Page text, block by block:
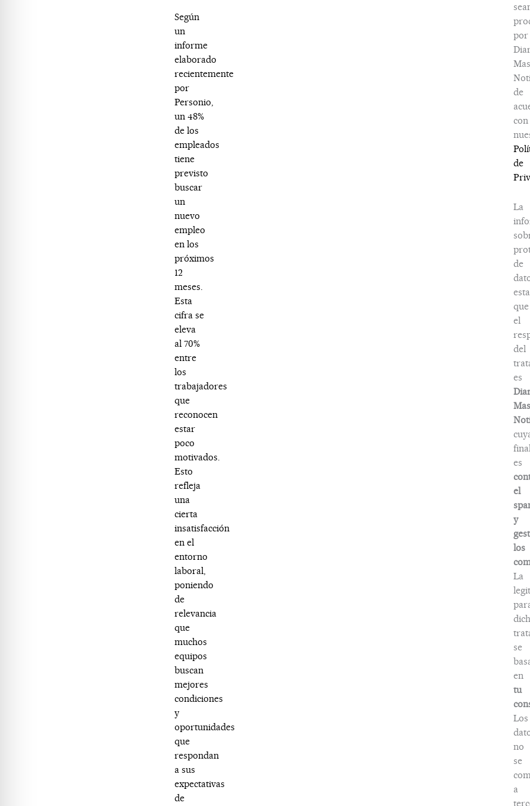
Según
un
informe
elaborado
recientemente
por
Personio,
un 48%
de los
empleados
tiene
previsto
buscar
un
nuevo
empleo
en los
próximos
12
meses.
Esta
cifra se
eleva
al 70%
entre
los
trabajadores
que
reconocen
estar
poco
motivados.
Esto
refleja
una
cierta
insatisfacción
en el
entorno
laboral,
poniendo
de
relevancia
que
muchos
equipos
buscan
mejores
condiciones
y
oportunidades
que
respondan
a sus
expectativas
de
por
Mas
de
con
de
La
de
que
el
del
es
Mas
es
el
y
los
La
se
en
tu
Los
no
se
a